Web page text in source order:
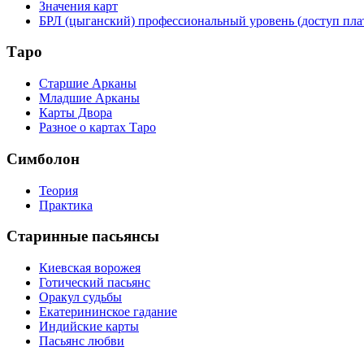
Значения карт
БРЛ (цыганский) профессиональный уровень (доступ
Таро
Старшие Арканы
Младшие Арканы
Карты Двора
Разное о картах Таро
Симболон
Теория
Практика
Старинные пасьянсы
Киевская ворожея
Готический пасьянс
Оракул судьбы
Екатерининское гадание
Индийские карты
Пасьянс любви